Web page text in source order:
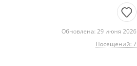
Обновлена: 29 июня 2026
Посещений: 7